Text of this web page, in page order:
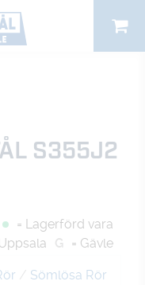
S355J2
= Lagerförd vara
G = Gävle
/ Sömlösa Rör